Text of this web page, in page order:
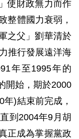
使財政無力而作
整體國力衰弱，
之父」劉華清於
推行發展遠洋海
年至1995年的
開始，期於2000
)結束前完成，
到2004年9月胡
正成為掌握黨政